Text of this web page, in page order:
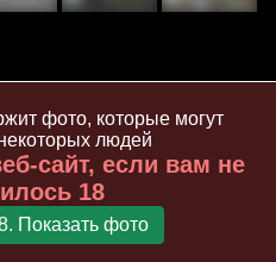
фото, которые могут
людей
сайт, если вам не
18
Показать фото